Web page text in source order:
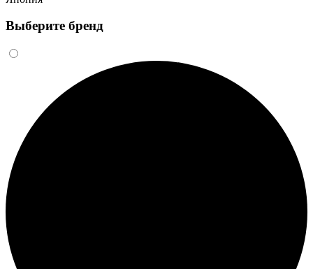
Выберите бренд